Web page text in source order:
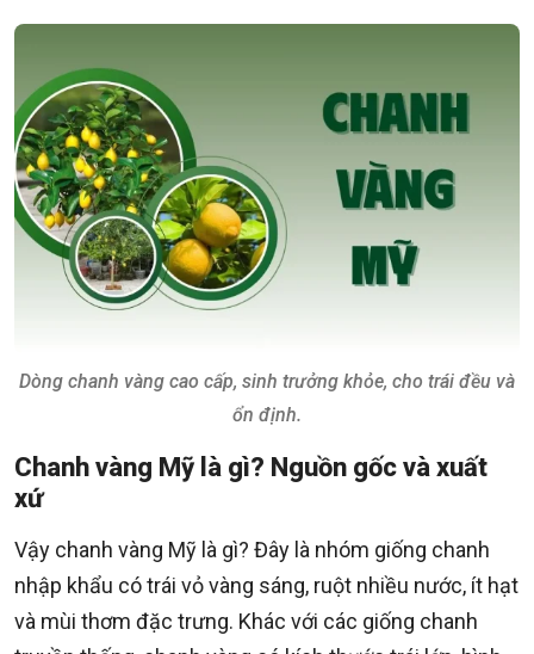
Dòng chanh vàng cao cấp, sinh trưởng khỏe, cho trái đều và
ổn định.
Chanh vàng Mỹ là gì? Nguồn gốc và xuất
xứ
Vậy chanh vàng Mỹ là gì? Đây là nhóm giống chanh
nhập khẩu có trái vỏ vàng sáng, ruột nhiều nước, ít hạt
và mùi thơm đặc trưng. Khác với các giống chanh